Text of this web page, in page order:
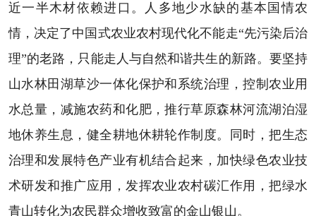
近一半木材依赖进口。人多地少水缺的基本国情农
情，决定了中国式农业农村现代化不能走“先污染后治
理”的老路，只能走人与自然和谐共生的新路。要坚持
山水林田湖草沙一体化保护和系统治理，控制农业用
水总量，减施农药和化肥，推行草原森林河流湖泊湿
地休养生息，健全耕地休耕轮作制度。同时，把生态
治理和发展特色产业有机结合起来，加快绿色农业技
术研发和推广应用，发挥农业农村碳汇作用，把绿水
青山转化为农民群众增收致富的金山银山。